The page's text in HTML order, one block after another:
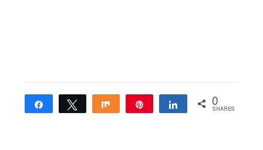
Share Tweet Share Share 0
SHARES